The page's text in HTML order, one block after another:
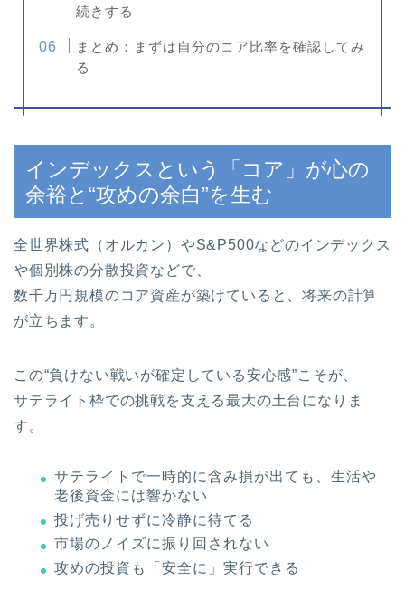
続きする
まとめ：まずは自分のコア比率を確認してみ
る
インデックスという「コア」が心の
余裕と“攻めの余白”を生む
全世界株式（オルカン）やS&P500などのインデックス
や個別株の分散投資などで、
数千万円規模のコア資産が築けていると、将来の計算
が立ちます。
この“負けない戦いが確定している安心感”こそが、
サテライト枠での挑戦を支える最大の土台になりま
す。
サテライトで一時的に含み損が出ても、生活や
老後資金には響かない
投げ売りせずに冷静に待てる
市場のノイズに振り回されない
攻めの投資も「安全に」実行できる